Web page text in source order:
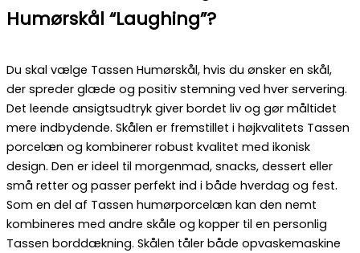
Humørskål “Laughing”?
Du skal vælge Tassen Humørskål, hvis du ønsker en skål,
der spreder glæde og positiv stemning ved hver servering.
Det leende ansigtsudtryk giver bordet liv og gør måltidet
mere indbydende. Skålen er fremstillet i højkvalitets Tassen
porcelæn og kombinerer robust kvalitet med ikonisk
design. Den er ideel til morgenmad, snacks, dessert eller
små retter og passer perfekt ind i både hverdag og fest.
Som en del af Tassen humørporcelæn kan den nemt
kombineres med andre skåle og kopper til en personlig
Tassen borddækning. Skålen tåler både opvaskemaskine